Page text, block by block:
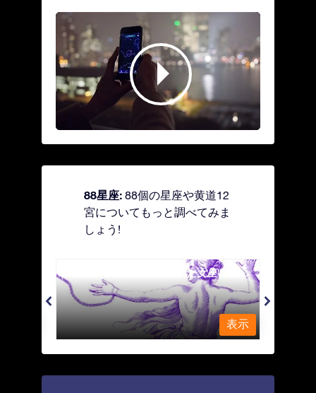
88星座: 88個の星座や黄道12
宮についてもっと調べてみま
しょう!
Andromeda - 鎖で縛られた女座
表示